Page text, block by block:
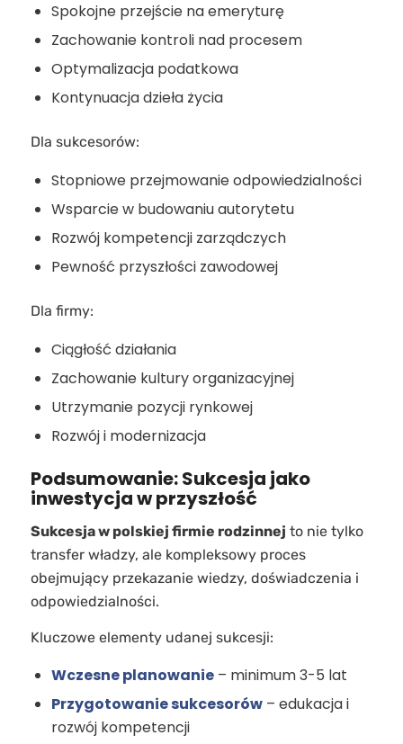
Spokojne przejście na emeryturę
Zachowanie kontroli nad procesem
Optymalizacja podatkowa
Kontynuacja dzieła życia
Dla sukcesorów:
Stopniowe przejmowanie odpowiedzialności
Wsparcie w budowaniu autorytetu
Rozwój kompetencji zarządczych
Pewność przyszłości zawodowej
Dla firmy:
Ciągłość działania
Zachowanie kultury organizacyjnej
Utrzymanie pozycji rynkowej
Rozwój i modernizacja
Podsumowanie: Sukcesja jako
inwestycja w przyszłość
Sukcesja w polskiej firmie rodzinnej to nie tylko
transfer władzy, ale kompleksowy proces
obejmujący przekazanie wiedzy, doświadczenia i
odpowiedzialności.
Kluczowe elementy udanej sukcesji:
Wczesne planowanie– minimum 3-5 lat
Przygotowanie sukcesorów– edukacja i
rozwój kompetencji